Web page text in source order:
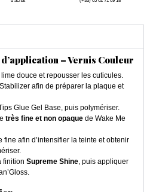
– Vernis Couleur
lime douce et repousser les cuticules.
afin de préparer la plaque et
Glue Gel Base, puis polymériser.
très fine et non opaque de Wake Me
afin d’intensifier la teinte et obtenir
finition Supreme Shine, puis appliquer